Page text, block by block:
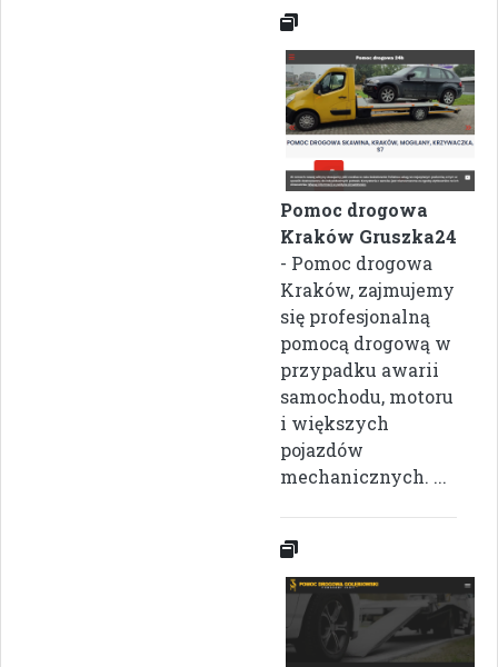
Pomoc drogowa
Kraków Gruszka24
- Pomoc drogowa
Kraków, zajmujemy
się profesjonalną
pomocą drogową w
przypadku awarii
samochodu, motoru
i większych
pojazdów
mechanicznych. ...